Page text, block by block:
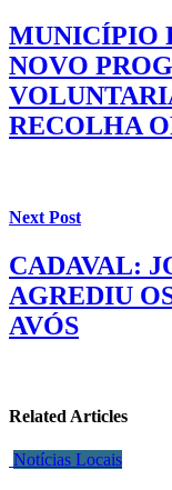
MUNICÍPIO
NOVO
RECOLHA
Next Post
CADAVAL:
AGREDIU
AVÓS
Related Articles
Notícias Locais